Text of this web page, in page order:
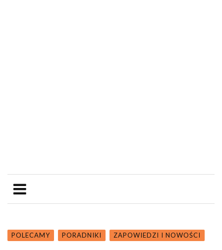
POLECAMY PORADNIKI ZAPOWIEDZI I NOWOŚCI